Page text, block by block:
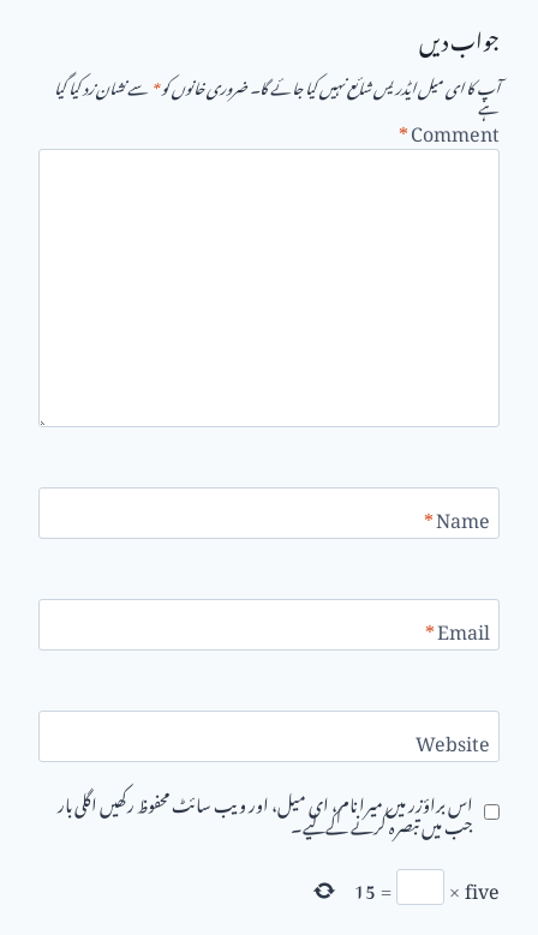
جواب دیں
آپ کا ای میل ایڈریس شائع نہیں کیا جائے گا۔ضروری خانوں کو*سے نشان زد کیا گیا ہے
Comment
*
Name
*
Email
*
Website
اس براؤزر میں میرا نام، ای میل، اور ویب سائٹ محفوظ رکھیں اگلی بار
جب میں تبصرہ کرنے کےلیے۔
five
×
=
15